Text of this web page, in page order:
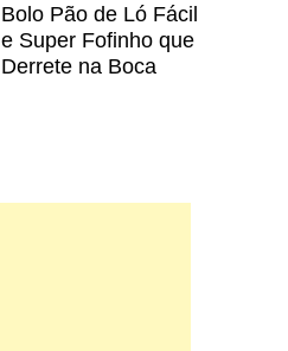
Bolo Pão de Ló Fácil
e Super Fofinho que
Derrete na Boca